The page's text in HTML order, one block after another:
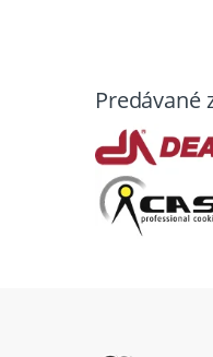
Predávané